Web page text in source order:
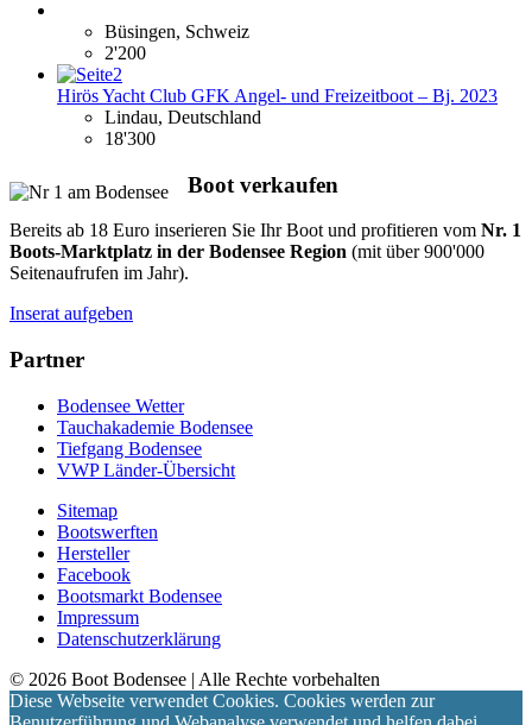
Büsingen, Schweiz
2'200
Hirös Yacht Club GFK Angel- und Freizeitboot – Bj. 2023
Lindau, Deutschland
18'300
Boot verkaufen
Bereits ab 18 Euro inserieren Sie Ihr Boot und profitieren vom Nr. 1
Boots-Marktplatz in der Bodensee Region (mit über 900'000
Seitenaufrufen im Jahr).
Inserat aufgeben
Partner
Bodensee Wetter
Tauchakademie Bodensee
Tiefgang Bodensee
VWP Länder-Übersicht
Sitemap
Bootswerften
Hersteller
Facebook
Bootsmarkt Bodensee
Impressum
Datenschutzerklärung
© 2026 Boot Bodensee | Alle Rechte vorbehalten
Diese Webseite verwendet Cookies. Cookies werden zur